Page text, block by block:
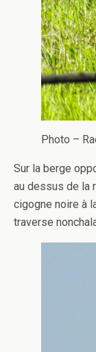
Photo –
Sur la berge
au dessus de la
cigogne noire à
traverse